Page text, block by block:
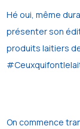
Hé oui, même
présenter son
produits laitiers
On commence